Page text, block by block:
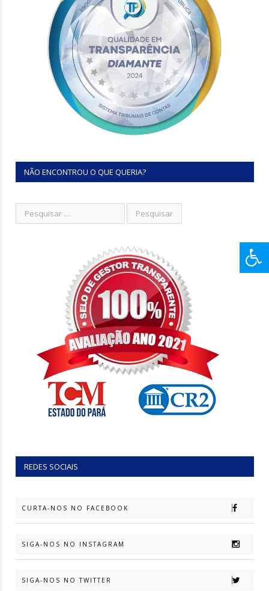
NÃO ENCONTROU O QUE QUERIA?
REDES SOCIAIS
CURTA-NOS NO FACEBOOK
SIGA-NOS NO INSTAGRAM
SIGA-NOS NO TWITTER